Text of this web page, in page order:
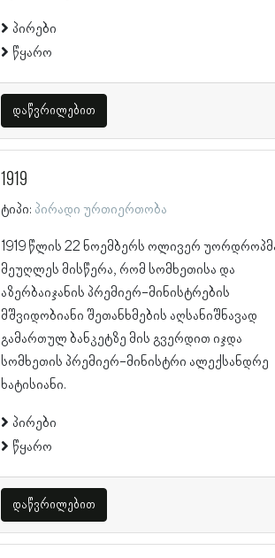
პირები
წყარო
დაწვრილებით
1919
ტიპი: პირადი ურთიერთობა
1919 წლის 22 ნოემბერს ოლივერ
მეუღლეს მისწერა, რომ სომხეთისა და
აზერბაიჯანის პრემიერ-მინისტრების
მშვიდობიანი შეთანხმების აღსანიშნავად
გამართულ ბანკეტზე მის გვერდით იჯდა
სომხეთის პრემიერ-მინისტრი ალექსანდრე
ხატისიანი.
პირები
წყარო
დაწვრილებით